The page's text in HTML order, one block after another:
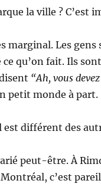
la ville ? C’est
marginal. Les gens
qu’on fait. Ils
“Ah, vous
petit monde à part.
est différent des
peut-être. À
Montréal, c’est